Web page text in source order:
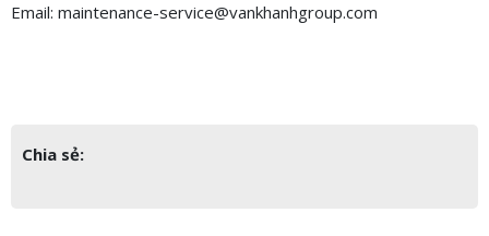
Email: maintenance-service@vankhanhgroup.com
Chia sẻ: